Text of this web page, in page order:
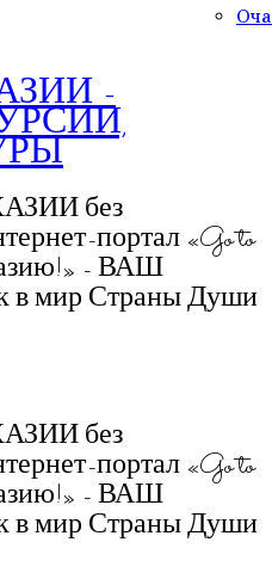
-
без
портал «Go to
- ВАШ
в мир Страны Души
без
портал «Go to
- ВАШ
в мир Страны Души